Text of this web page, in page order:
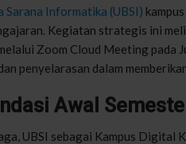
Sarana Informatika (UBSI)
Kegiatan strategis ini
Zoom Cloud Meeting pada
penyelarasan dalam
Awal
UBSI sebagai Kampus Digital